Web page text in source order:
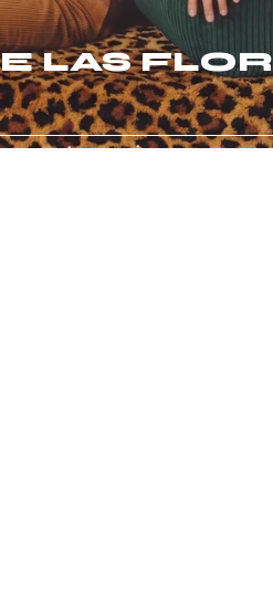
LAS
en tu primera